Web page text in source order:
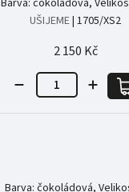
Barva: čokoládová,
UŠIJEME| 1705/XS2
2 150 Kč
Barva: čokoládová,